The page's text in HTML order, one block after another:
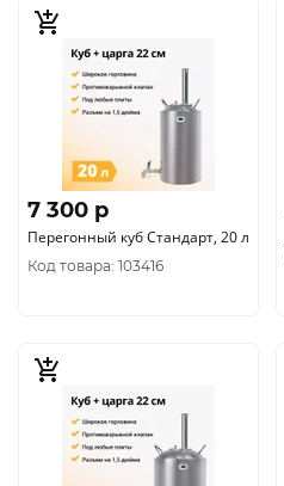
7 300 p
Перегонный куб Стандарт, 20 л
Код товара: 103416